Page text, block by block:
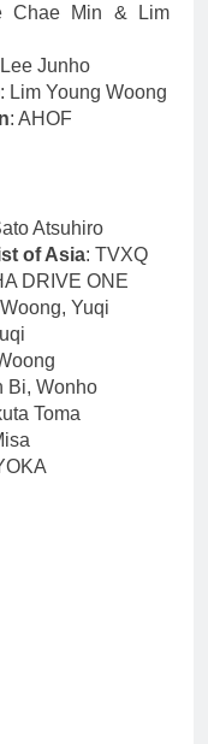
Chae Min & Lim
Junho
: Lim Young Woong
: AHOF
Atsuhiro
of Asia: TVXQ
DRIVE ONE
Yuqi
Bi, Wonho
Toma